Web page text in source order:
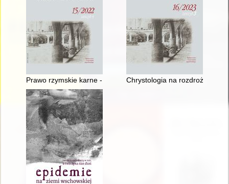
Prawo rzymskie karne - recenzja]Chrystologia na rozdrożu :